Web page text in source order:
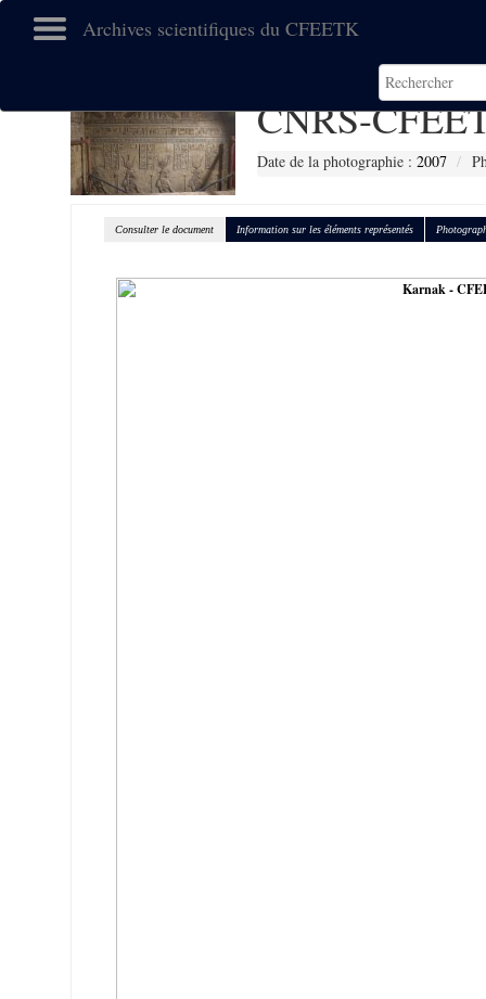
Archives scientifiques du CFEETK
CNRS-
Date de la photographie : 2007
Consulter le document Information sur les éléments représentés